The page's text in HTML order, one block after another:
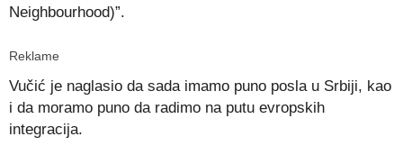
Neighbourhood)”.
Reklame
Vučić je naglasio da sada imamo puno posla u Srbiji, kao
i da moramo puno da radimo na putu evropskih
integracija.